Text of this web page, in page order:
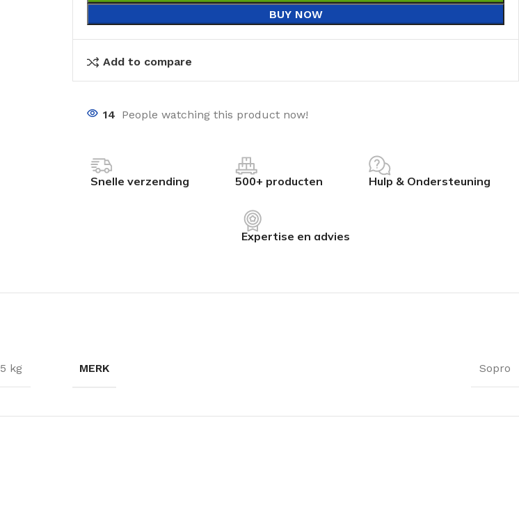
BUY NOW
Add to compare
14 People watching this product now!
Snelle verzending 500+ producten Hulp & Ondersteuning
Expertise en advies
5 kg MERK Sopro